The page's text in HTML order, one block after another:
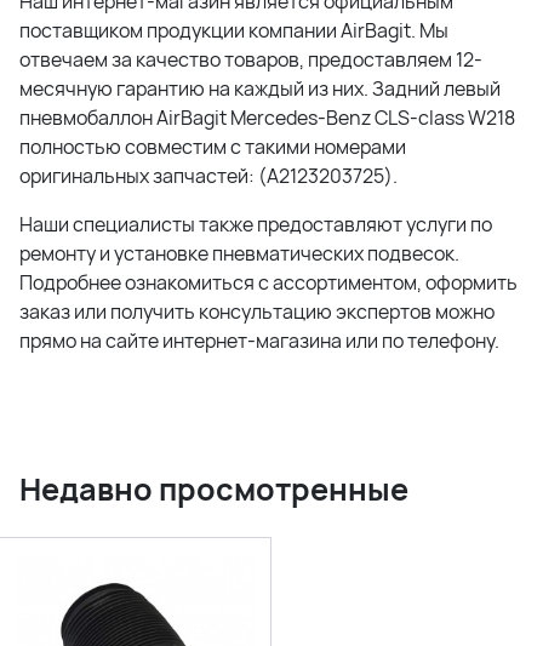
поставщиком продукции компании AirBagit. Мы
отвечаем за качество товаров, предоставляем 12-
месячную гарантию на каждый из них. Задний левый
пневмобаллон AirBagit Mercedes-Benz CLS-class W218
полностью совместим с такими номерами
оригинальных запчастей: (A2123203725).
Наши специалисты также предоставляют услуги по
ремонту и установке пневматических подвесок.
Подробнее ознакомиться с ассортиментом, оформить
заказ или получить консультацию экспертов можно
прямо на сайте интернет-магазина или по телефону.
Недавно просмотренные